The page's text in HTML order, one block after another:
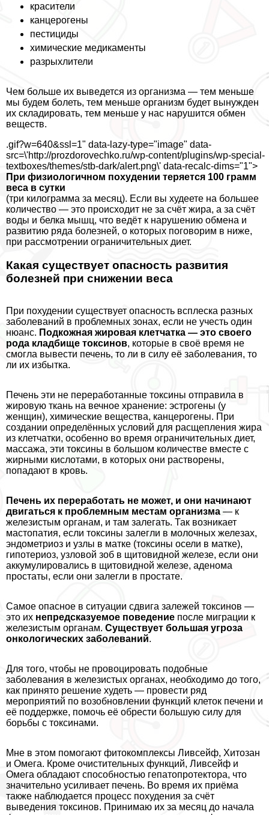
красители
канцерогены
пестициды
химические медикаменты
разрыхлители
Чем больше их выведется из организма — тем меньше
мы будем болеть, тем меньше организм будет вынужден
их складировать, тем меньше у нас нарушится обмен
веществ.
.gif?w=640&ssl=1" data-lazy-type="image" data-
src=\'http://prozdorovechko.ru/wp-content/plugins/wp-special-
textboxes/themes/stb-dark/alert.png\' data-recalc-dims="1">
При физиологичном похудении теряется 100 грамм
веса в сутки
(три килограмма за месяц). Если вы худеете на большее
количество — это происходит не за счёт жира, а за счёт
воды и белка мышц, что ведёт к нарушению обмена и
развитию ряда болезней, о которых поговорим в ниже,
при рассмотрении ограничительных диет.
Какая существует опасность развития
болезней при снижении веса
При похудении существует опасность всплеска разных
заболеваний в проблемных зонах, если не учесть один
нюанс. Подкожная жировая клетчатка — это своего
рода кладбище токсинов, которые в своё время не
смогла вывести печень, то ли в силу её заболевания, то
ли их избытка.
Печень эти не переработанные токсины отправила в
жировую ткань на вечное хранение: эстрогены (у
женщин), химические вещества, канцерогены. При
создании определённых условий для расщепления жира
из клетчатки, особенно во время ограничительных диет,
массажа, эти токсины в большом количестве вместе с
жирными кислотами, в которых они растворены,
попадают в кровь.
Печень их переработать не может, и они начинают
двигаться к проблемным местам организма — к
железистым органам, и там залегать. Так возникает
мастопатия, если токсины залегли в молочных железах,
эндометриоз и узлы в матке (токсины осели в матке),
гипотериоз, узловой зоб в щитовидной железе, если они
аккумулировались в щитовидной железе, аденома
простаты, если они залегли в простате.
Самое опасное в ситуации сдвига залежей токсинов —
это их непредсказуемое поведение после миграции к
железистым органам. Существует большая угроза
oнкoлoгических заболеваний.
Для того, чтобы не провоцировать подобные
заболевания в железистых органах, необходимо до того,
как принято решение худеть — провести ряд
мероприятий по возобновлении функций клеток печени и
её поддержке, помочь её обрести большую силу для
борьбы с токсинами.
Мне в этом помогают фитокомплексы Ливсейф, Хитозан
и Омега. Кроме очистительных функций, Ливсейф и
Омега обладают способностью гепатопротектора, что
значительно усиливает печень. Во время их приёма
также наблюдается процесс похудения за счёт
выведения токсинов. Принимаю их за месяц до начала